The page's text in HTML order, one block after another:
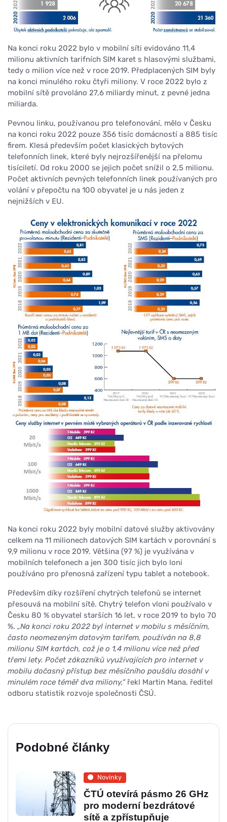
Na konci roku 2022 bylo v mobilní síti evidováno 11,4
milionu aktivních tarifních SIM karet s hlasovými službami,
tedy o milion více než v roce 2019. Předplacených SIM byly
na konci minulého roku čtyři miliony. V roce 2022 bylo z
mobilní sítě provoláno 27,6 miliardy minut, z pevné jedna
miliarda.
Pevnou linku, používanou pro telefonování, mělo v Česku
na konci roku 2022 pouze 356 tisíc domácností a 885 tisíc
firem. Klesá především počet klasických bytových
telefonních linek, které byly nejrozšířenější na přelomu
tisíciletí. Od roku 2000 se jejich počet snížil o 2,5 milionu.
Počet aktivních pevných telefonních linek používaných pro
volání v přepočtu na 100 obyvatel je u nás jeden z
nejnižších v EU.
Na konci roku 2022 byly mobilní datové služby aktivovány
celkem na 11 milionech datových SIM kartách v porovnání s
9,9 milionu v roce 2019. Většina (97 %) je využívána v
mobilních telefonech a jen 300 tisíc jich bylo loni
používáno pro přenosná zařízení typu tablet a notebook.
Především díky rozšíření chytrých telefonů se internet
přesouvá na mobilní sítě. Chytrý telefon vloni používalo v
Česku 80 % obyvatel starších 16 let, v roce 2019 to bylo 70
%. „Na konci roku 2022 byl internet v mobilu s měsíčním,
často neomezeným datovým tarifem, používán na 8,8
milionu SIM kartách, což je o 1,4 milionu více než před
třemi lety. Počet zákazníků využívajících pro internet v
mobilu dočasný přístup bez měsíčního paušálu dosáhl v
minulém roce téměř dva miliony,“řekl Martin Mana, ředitel
odboru statistik rozvoje společnosti ČSÚ.
Podobné články
Novinky
ČTÚ otevírá pásmo 26 GHz
pro moderní bezdrátové
sítě a zpřístupňuje